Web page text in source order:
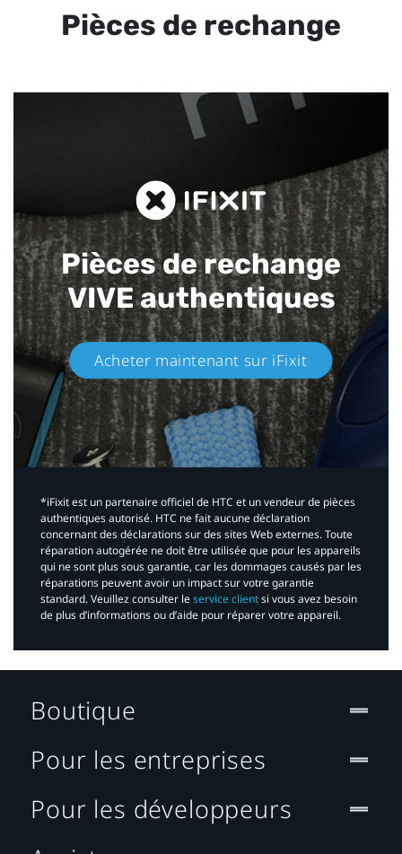
Pièces de rechange
Pièces de rechange
VIVE authentiques​
Acheter maintenant sur iFixit​
*iFixit est un partenaire officiel de HTC et un vendeur de pièces
authentiques autorisé. HTC ne fait aucune déclaration
concernant des déclarations sur des sites Web externes. Toute
réparation autogérée ne doit être utilisée que pour les appareils
qui ne sont plus sous garantie, car les dommages causés par les
réparations peuvent avoir un impact sur votre garantie
standard. Veuillez consulter leservice clientsi vous avez besoin
de plus d’informations ou d’aide pour réparer votre appareil.​
Boutique
Pour les entreprises
Pour les développeurs